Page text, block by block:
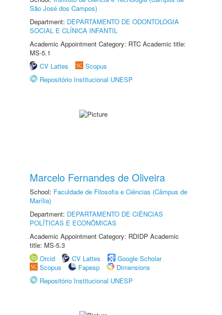
São José dos Campos)
Department: DEPARTAMENTO DE ODONTOLOGIA
SOCIAL E CLÍNICA INFANTIL
Academic Appointment Category: RTC Academic title:
MS-5.1
CV Lattes
Scopus
Repositório Institucional UNESP
Marcelo Fernandes de Oliveira
School: Faculdade de Filosofia e Ciências (Câmpus de
Marília)
Department: DEPARTAMENTO DE CIÊNCIAS
POLÍTICAS E ECONÔMICAS
Academic Appointment Category: RDIDP Academic
title: MS-5.3
Orcid
CV Lattes
Google Scholar
Scopus
Fapesp
Dimensions
Repositório Institucional UNESP